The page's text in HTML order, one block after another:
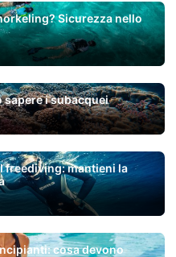
Sicurezza nello
sapere i subacquei
freediving: mantieni la
cosa devono